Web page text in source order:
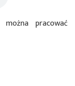
pracować